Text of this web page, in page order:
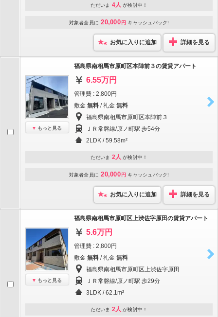
ただいま 4人 が検討中！
対象者全員に 20,000 円 キャッシュバック!
お気に入りに追加 詳細を見る
もっと見る
福島県南相馬市原町区本陣前３の賃貸アパート
6.55万円
管理費 : 2,800円
敷金 無料 / 礼金 無料
福島県南相馬市原町区本陣前３
ＪＲ常磐線/原ノ町駅 歩54分
2LDK / 59.58m²
ただいま 2人 が検討中！
対象者全員に 20,000 円 キャッシュバック!
お気に入りに追加 詳細を見る
もっと見る
福島県南相馬市原町区上渋佐字原田の賃貸アパート
5.6万円
管理費 : 2,800円
敷金 無料 / 礼金 無料
福島県南相馬市原町区上渋佐字原田
ＪＲ常磐線/原ノ町駅 歩29分
3LDK / 62.1m²
ただいま 2人 が検討中！